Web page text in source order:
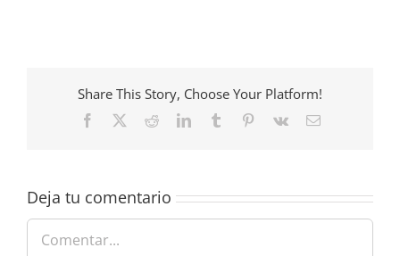
Share This Story, Choose Your Platform!
Facebook RedditLinkedInTumblr Pinterest
Vk
Correo
Deja tu comentario
Comentar